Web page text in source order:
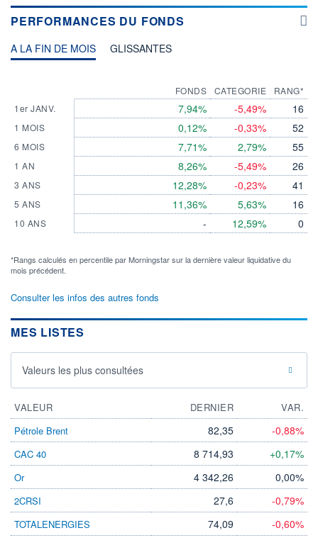
PERFORMANCES DU FONDS
A LA FIN DE MOIS GLISSANTES
1er JANV.
1 MOIS
6 MOIS
1 AN
3 ANS
5 ANS
10 ANS
FONDS
7,94%
0,12%
7,71%
8,26%
12,28%
11,36%
-
CATEGORIE
-5,49%
-0,33%
2,79%
-5,49%
-0,23%
5,63%
12,59%
RANG*
16
52
55
26
41
16
0
*Rangs calculés en percentile par Morningstar sur la dernière valeur liquidative du
mois précédent.
Consulter les infos des autres fonds
MES LISTES
Valeurs les plus consultées
VALEUR DERNIER
VAR.
Pétrole Brent
82,35 -0,88%
CAC 40 8 714,93 +0,17%
Or 4 342,26 0,00%
2CRSI 27,6 -0,79%
TOTALENERGIES 74,09 -0,60%